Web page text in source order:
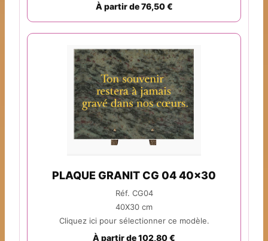
À partir de 76,50 €
PLAQUE GRANIT CG 04 40x30
Réf. CG04
40X30 cm
Cliquez ici pour sélectionner ce modèle.
À partir de 102,80 €